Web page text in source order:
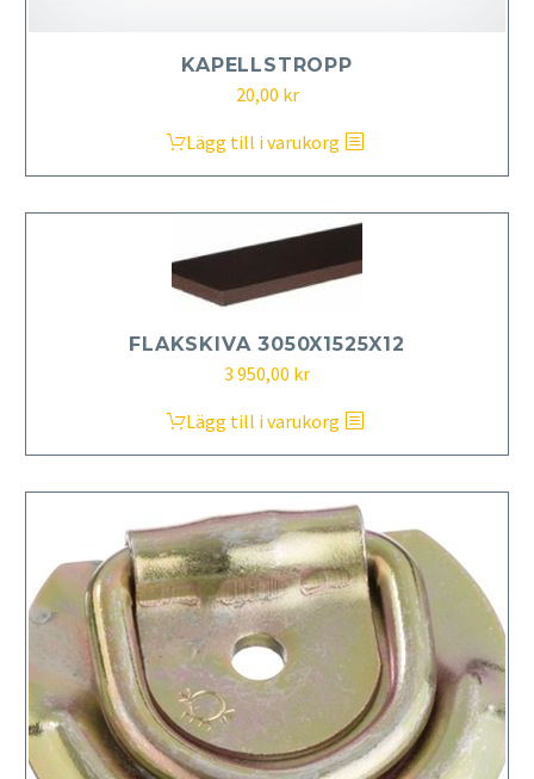
KAPELLSTROPP
20,00 kr
Lägg till i varukorg
FLAKSKIVA 3050X1525X12
3 950,00 kr
Lägg till i varukorg